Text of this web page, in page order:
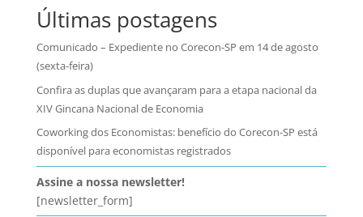
Últimas postagens
Comunicado – Expediente no Corecon-SP em 14 de agosto
(sexta-feira)
Confira as duplas que avançaram para a etapa nacional da
XIV Gincana Nacional de Economia
Coworking dos Economistas: benefício do Corecon-SP está
disponível para economistas registrados
Assine a nossa newsletter!
[newsletter_form]